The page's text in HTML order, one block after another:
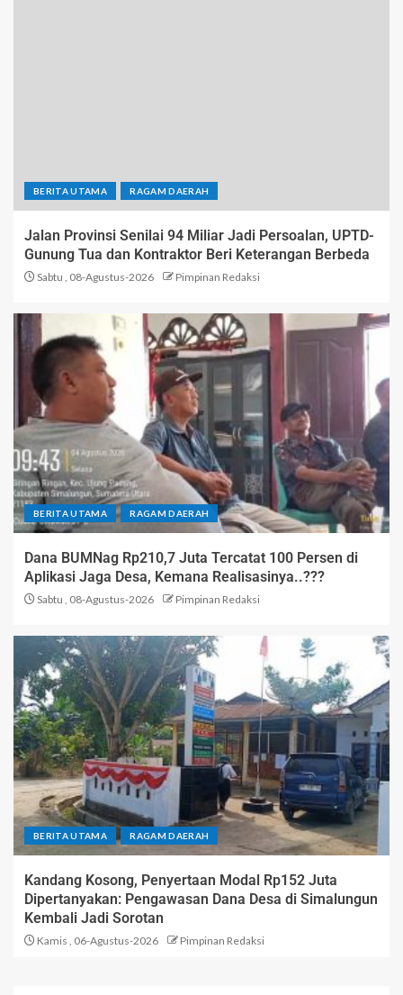
BERITA UTAMA RAGAM DAERAH
Jalan Provinsi Senilai 94 Miliar Jadi Persoalan, UPTD-
Gunung Tua dan Kontraktor Beri Keterangan Berbeda
Sabtu , 08-Agustus-2026 Pimpinan Redaksi
BERITA UTAMA RAGAM DAERAH
Dana BUMNag Rp210,7 Juta Tercatat 100 Persen di
Aplikasi Jaga Desa, Kemana Realisasinya..???
Sabtu , 08-Agustus-2026 Pimpinan Redaksi
BERITA UTAMA RAGAM DAERAH
Kandang Kosong, Penyertaan Modal Rp152 Juta
Dipertanyakan: Pengawasan Dana Desa di Simalungun
Kembali Jadi Sorotan
Kamis , 06-Agustus-2026 Pimpinan Redaksi